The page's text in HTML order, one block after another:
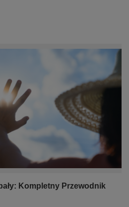
Kompletny Przewodnik